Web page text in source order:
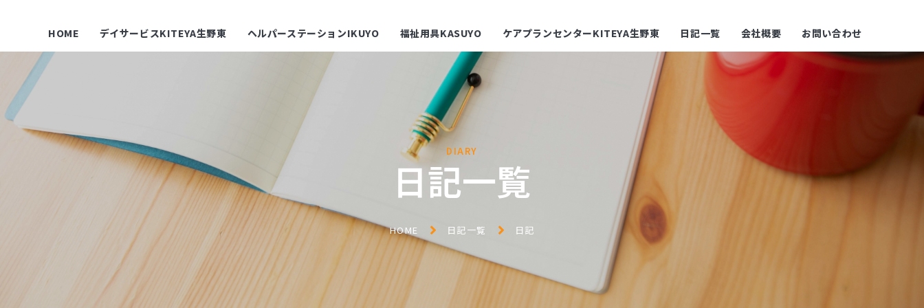
HOME デイサービスKITEYA生野東 ヘルパーステーションIKUYO 福祉用具KASUYO ケアプランセンターKITEYA生野東 日記一覧 会社概要 お問い合わせ
DIARY
日記一覧
HOME 日記一覧 日記